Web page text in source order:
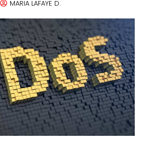
MARIA LAFAYE D.